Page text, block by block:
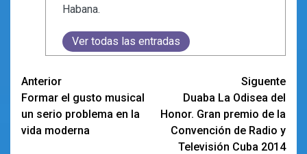
Habana.
Ver todas las entradas
Navegación
de
entradas
Anterior
Formar el gusto musical
un serio problema en la
vida moderna
Siguente
Duaba La Odisea del
Honor. Gran premio de la
Convención de Radio y
Televisión Cuba 2014